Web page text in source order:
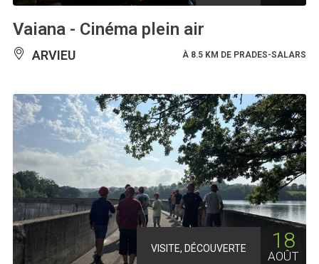
Vaiana - Cinéma plein air
ARVIEU À 8.5 KM DE PRADES-SALARS
VISITE, DÉCOUVERTE 18
AOÛT